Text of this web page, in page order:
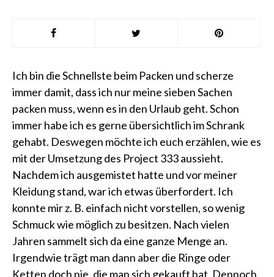
Ich bin die Schnellste beim Packen und scherze
immer damit, dass ich nur meine sieben Sachen
packen muss, wenn es in den Urlaub geht. Schon
immer habe ich es gerne übersichtlich im Schrank
gehabt. Deswegen möchte ich euch erzählen, wie es
mit der Umsetzung des Project 333 aussieht.
Nachdem ich ausgemistet hatte und vor meiner
Kleidung stand, war ich etwas überfordert. Ich
konnte mir z. B. einfach nicht vorstellen, so wenig
Schmuck wie möglich zu besitzen. Nach vielen
Jahren sammelt sich da eine ganze Menge an.
Irgendwie trägt man dann aber die Ringe oder
Ketten doch nie, die man sich gekauft hat. Dennoch